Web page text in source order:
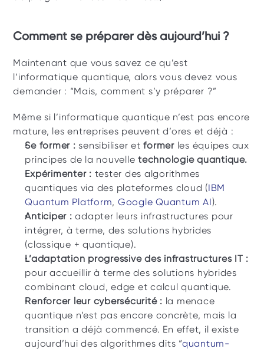
Comment se préparer dès aujourd’hui ?
Maintenant que vous savez ce qu’est
l’informatique quantique, alors vous devez vous
demander : “Mais, comment s’y préparer ?”
Même si l’informatique quantique n’est pas encore
mature, les entreprises peuvent d’ores et déjà :
Se former : sensibiliser et former les équipes aux
principes de la nouvelle technologie quantique.
Expérimenter : tester des algorithmes
quantiques via des plateformes cloud (IBM
Quantum Platform, Google Quantum AI).
Anticiper : adapter leurs infrastructures pour
intégrer, à terme, des solutions hybrides
(classique + quantique).
L’adaptation progressive des infrastructures IT :
pour accueillir à terme des solutions hybrides
combinant cloud, edge et calcul quantique.
Renforcer leur cybersécurité : la menace
quantique n’est pas encore concrète, mais la
transition a déjà commencé. En effet, il existe
aujourd’hui des algorithmes dits “quantum-